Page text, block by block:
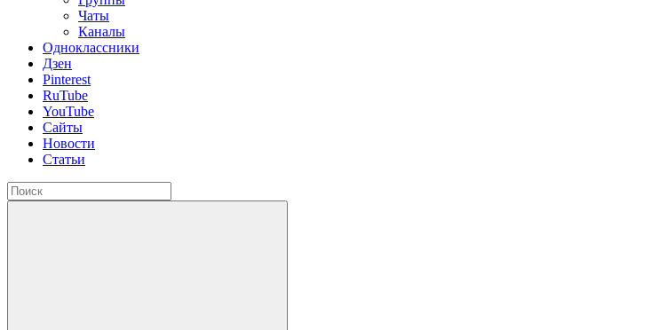
Чаты
Каналы
Одноклассники
Дзен
Pinterest
RuTube
YouTube
Сайты
Новости
Статьи